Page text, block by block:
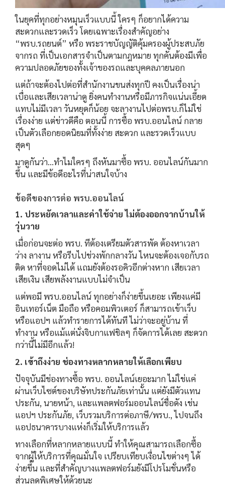
ในยุคที่ทุกอย่างหมุนเร็วแบบนี้ ใครๆ ก็อยากได้ความ
สะดวกและรวดเร็ว โดยเฉพาะเรื่องสำคัญอย่าง
“พรบ.รถยนต์” หรือ พระราชบัญญัติคุ้มครองผู้ประสบภัย
จากรถ ที่เป็นเอกสารจำเป็นตามกฎหมาย ทุกคันต้องมีเพื่อ
ความปลอดภัยของทั้งเจ้าของรถและบุคคลภายนอก
แต่ถ้าจะต้องไปต่อที่สำนักงานขนส่งทุกปี คงเป็นเรื่องน่า
เบื่อและเสียเวลาน่าดู ยิ่งคนทำงานหรือมีภารกิจแน่นเอี้ยด
แทบไม่มีเวลา วันหยุดก็น้อย จะลางานไปต่อพรบ.ก็ไม่ใช่
เรื่องง่าย แต่ข่าวดีคือ ตอนนี้ การซื้อ พรบ.ออนไลน์ กลาย
เป็นตัวเลือกยอดนิยมที่ทั้งง่าย สะดวก และรวดเร็วแบบ
สุดๆ
มาดูกันว่า…ทำไมใครๆ ถึงหันมาซื้อ พรบ. ออนไลน์กันมาก
ขึ้น และมีข้อดีอะไรที่น่าสนใจบ้าง
ข้อดีของการต่อ พรบ.ออนไลน์
1. ประหยัดเวลาและค่าใช้จ่าย ไม่ต้องออกจากบ้านให้
วุ่นวาย
เมื่อก่อนจะต่อ พรบ. ทีต้องเตรียมตัวสารพัด ต้องหาเวลา
ว่าง ลางาน หรือรีบไปช่วงพักกลางวัน ไหนจะต้องเจอกับรถ
ติด หาที่จอดไม่ได้ แถมยังต้องรอคิวอีกต่างหาก เสียเวลา
เสียเงิน เสียพลังงานแบบไม่จำเป็น
แต่พอมี พรบ.ออนไลน์ ทุกอย่างก็ง่ายขึ้นเยอะ เพียงแค่มี
อินเทอร์เน็ต มือถือ หรือคอมพิวเตอร์ ก็สามารถเข้าเว็บ
หรือแอปฯ แล้วทำรายการได้ทันที ไม่ว่าจะอยู่บ้าน ที่
ทำงาน หรือแม้แต่นั่งจิบกาแฟชิลๆ ก็จัดการได้เลย สะดวก
กว่านี้ไม่มีอีกแล้ว!
2. เข้าถึงง่าย ช่องทางหลากหลายให้เลือกเพียบ
ปัจจุบันมีช่องทางซื้อ พรบ. ออนไลน์เยอะมาก ไม่ใช่แค่
ผ่านเว็บไซต์ของบริษัทประกันภัยเท่านั้น แต่ยังมีตัวแทน
ประกัน, นายหน้า, และแพลตฟอร์มออนไลน์ชื่อดัง เช่น
แอปฯ ประกันภัย, เว็บรวมบริการต่อภาษี/พรบ., ไปจนถึง
แอปธนาคารบางแห่งก็เริ่มให้บริการแล้ว
ทางเลือกที่หลากหลายแบบนี้ ทำให้คุณสามารถเลือกซื้อ
จากผู้ให้บริการที่คุณมั่นใจ เปรียบเทียบเงื่อนไขต่างๆ ได้
ง่ายขึ้น และที่สำคัญบางแพลตฟอร์มยังมีโปรโมชั่นหรือ
ส่วนลดพิเศษให้ด้วยนะ